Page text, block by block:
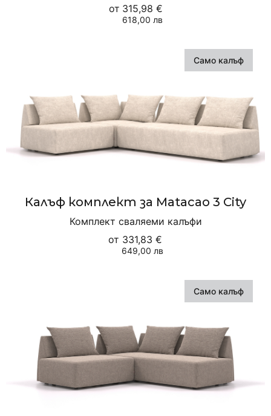
от 315,98 €
618,00 лв
Само калъф
Калъф комплект за Matacao 3 City
Комплект сваляеми калъфи
от 331,83 €
649,00 лв
Само калъф